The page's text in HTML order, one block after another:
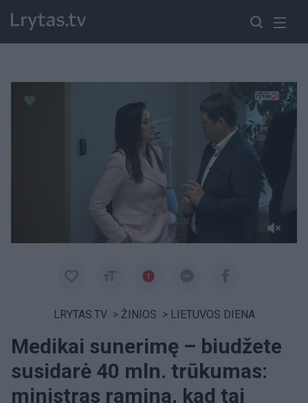
LRYTAS.TV > ŽINIOS > LIETUVOS DIENA
Medikai sunerimę – biudžete
susidarė 40 mln. trūkumas:
ministras ramina, kad tai